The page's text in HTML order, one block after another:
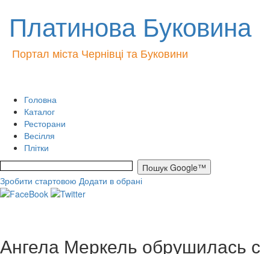
Платинова Буковина
Портал міста Чернівці та Буковини
Головна
Каталог
Ресторани
Весілля
Плітки
Зробити стартовою Додати в обрані
Ангела Меркель обрушилась с